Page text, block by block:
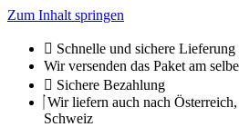
Zum Inhalt springen
Schnelle und sichere Lieferung
Wir versenden das Paket am
Sichere Bezahlung
Wir liefern auch nach
Schweiz